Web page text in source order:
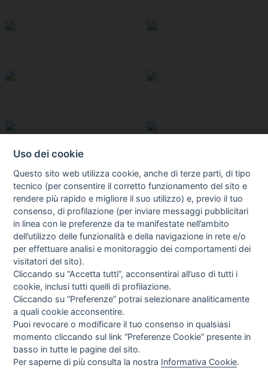
I libri Vedi tutti
Direttrice Responsabile: Alessandra Costante | Registrazione al Tribunale Civile
Uso dei cookie
Questo sito web utilizza cookie, anche di terze parti, di tipo
tecnico (per consentire il corretto funzionamento del sito e
rendere più rapido e migliore il suo utilizzo) e, previo il tuo
consenso, di profilazione (per inviare messaggi pubblicitari
in linea con le preferenze da te manifestate nell’ambito
dell’utilizzo delle funzionalità e della navigazione in rete e/o
per effettuare analisi e monitoraggio dei comportamenti dei
visitatori del sito).
Cliccando su “Accetta tutti”, acconsentirai all’uso di tutti i
cookie, inclusi tutti quelli di profilazione.
Cliccando su “Preferenze” potrai selezionare analiticamente
a quali cookie acconsentire.
Puoi revocare o modificare il tuo consenso in qualsiasi
momento cliccando sul link “Preferenze Cookie” presente in
basso in tutte le pagine del sito.
Per saperne di più consulta la nostra Informativa Cookie.